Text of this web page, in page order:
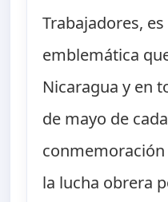
Trabajadores,
emblemática
Nicaragua y en
de mayo de
conmemoración
la lucha obrera